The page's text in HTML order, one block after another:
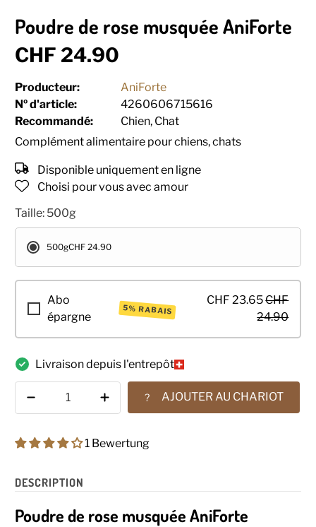
Poudre de rose musquée AniForte
CHF 24.90
Producteur:
AniForte
Nº d'article:
4260606715616
Recommandé:
Chien, Chat
Complément alimentaire pour chiens, chats
Disponible uniquement en ligne
Choisi pour vous avec amour
Taille: 500g
500gCHF 24.90
Abo
épargne
5% RABAIS
CHF 23.65CHF
24.90
Livraison depuis l'entrepôt
? AJOUTER AU CHARIOT
1 Bewertung
DESCRIPTION
Poudre de rose musquée AniForte